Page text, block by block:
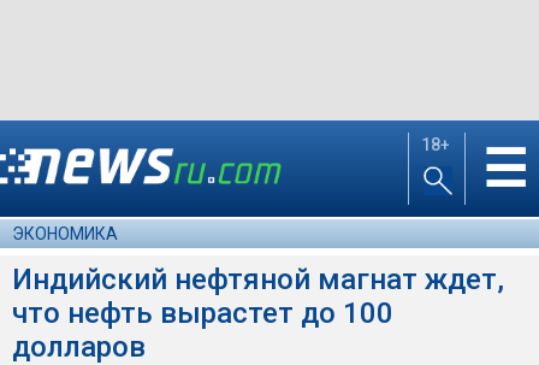
18+ ☰
ЭКОНОМИКА
Индийский нефтяной магнат ждет,
что нефть вырастет до 100
долларов